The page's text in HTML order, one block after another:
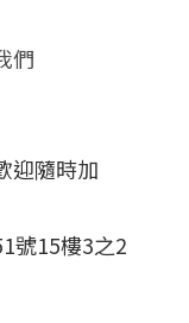
們
迎隨時加
號15樓3之2